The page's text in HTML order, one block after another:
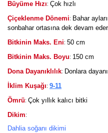
Büyüme Hızı: Çok hızlı
Çiçeklenme Dönemi: Bahar
sonbahar ortasına dek devam eder.
Bitkinin Maks. Eni: 50 cm
Bitkinin Maks. Boyu: 150 cm
Dona Dayanıklılık: Donlara
İklim Kuşağı: 9-11
Ömrü: Çok yıllık kalıcı bitki
Dikim:
Dahlia soğanı dikimi